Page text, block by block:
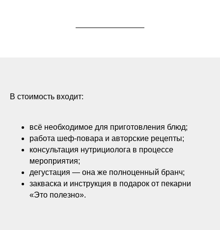
В стоимость входит:
всё необходимое для приготовления блюд;
работа шеф-повара и авторские рецепты;
консультация нутрициолога в процессе
мероприятия;
дегустация — она же полноценный бранч;
закваска и инструкция в подарок от пекарни
«Это полезно».